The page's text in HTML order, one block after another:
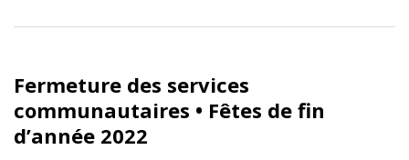
Fermeture des services
communautaires • Fêtes de fin
d’année 2022